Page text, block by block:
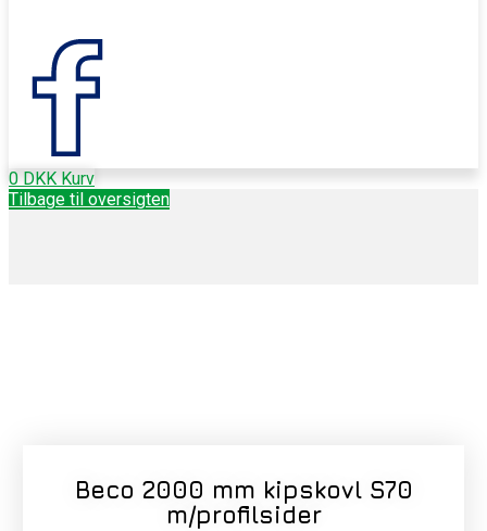
0 DKK Kurv
Tilbage til oversigten
Beco 2000 mm kipskovl S70
m/profilsider